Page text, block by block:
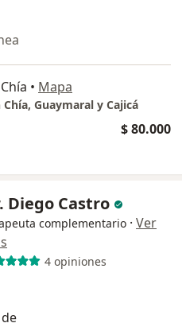
• Mapa
Guaymaral y Cajicá
$ 80.000
Diego Castro
complementario · Ver
4 opiniones